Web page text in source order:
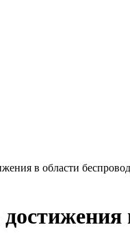
в области